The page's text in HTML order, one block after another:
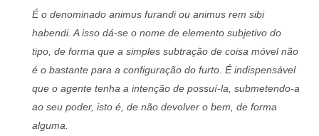
É o denominado animus furandi ou animus rem sibi
habendi. A isso dá-se o nome de elemento subjetivo do
tipo, de forma que a simples subtração de coisa móvel não
é o bastante para a configuração do furto. É indispensável
que o agente tenha a intenção de possuí-la, submetendo-a
ao seu poder, isto é, de não devolver o bem, de forma
alguma.